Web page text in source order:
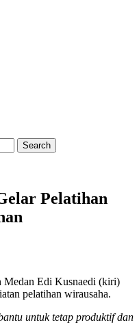
Pelatihan
Medan Edi Kusnaedi (kiri)
pelatihan wirausaha.
untuk tetap produktif dan